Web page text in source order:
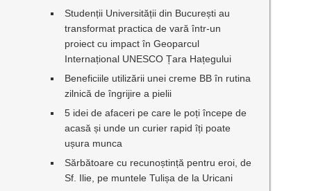
Studenții Universității din București au
transformat practica de vară într-un
proiect cu impact în Geoparcul
Internațional UNESCO Țara Hațegului
Beneficiile utilizării unei creme BB în rutina
zilnică de îngrijire a pielii
5 idei de afaceri pe care le poți începe de
acasă și unde un curier rapid îți poate
ușura munca
Sărbătoare cu recunoștință pentru eroi, de
Sf. Ilie, pe muntele Tulișa de la Uricani